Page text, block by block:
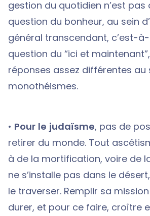
gestion du quotidien n’est pas
question du bonheur, au sein
général transcendant, c’est-
question du “ici et
réponses assez différentes au
monothéismes.
• Pour le judaïsme, pas de
retirer du monde. Tout
à de la mortification, voire de
ne s’installe pas dans le
le traverser. Remplir sa
durer, et pour ce faire, croître